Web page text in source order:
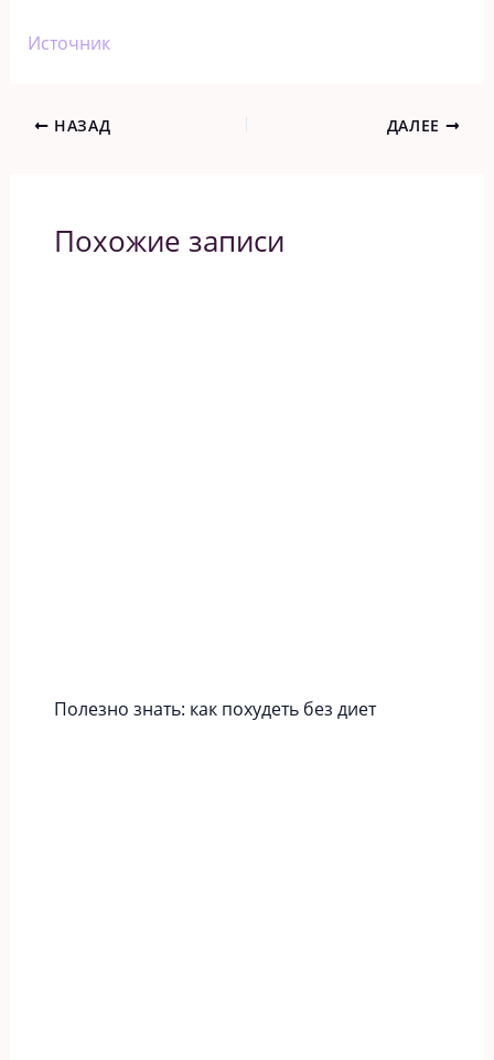
Источник
НАЗАД ДАЛЕЕ
Похожие записи
Полезно знать: как похудеть без диет